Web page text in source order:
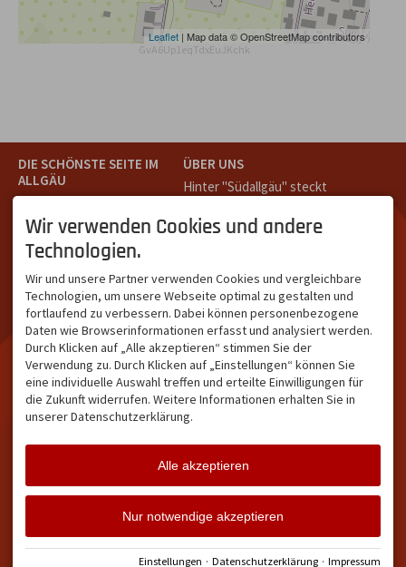
Leaflet | Map data © OpenStreetMap contributors
GvA6Up1eqTdxEuJKchk
DIE SCHÖNSTE SEITE IM
ALLGÄU
Teil des Oberallgäus. Es
verbindet die Tourismus-
Destinationen Oberstdorf,
Kleinwalsertal und beliebte
Urlaubsziele wie die
Hörnerdörfer, Alpsee-
Grünten, Oberstaufen oder
Wertach im Allgäu.
ÜBER UNS
Hinter "Südallgäu" steckt
Oberstdorf.
Unser Ziel ist ein attraktives
Leistungsträger im
südlichen Oberallgäu eine
starke Plattform bietet.
NETZWERK & REICHWEITE
ca. 36.700 Abos bei
Instagram
Barrierefreiheit Vertrag widerrufen
Facebook Instagram Twitter
Wir verwenden Cookies und andere
Technologien.
Wir und unsere Partner verwenden Cookies und vergleichbare
Technologien, um unsere Webseite optimal zu gestalten und
fortlaufend zu verbessern. Dabei können personenbezogene
Daten wie Browserinformationen erfasst und analysiert werden.
Durch Klicken auf „Alle akzeptieren“ stimmen Sie der
Verwendung zu. Durch Klicken auf „Einstellungen“ können Sie
eine individuelle Auswahl treffen und erteilte Einwilligungen für
die Zukunft widerrufen. Weitere Informationen erhalten Sie in
unserer Datenschutzerklärung.
Alle akzeptieren
Nur notwendige akzeptieren
Einstellungen · Datenschutzerklärung · Impressum